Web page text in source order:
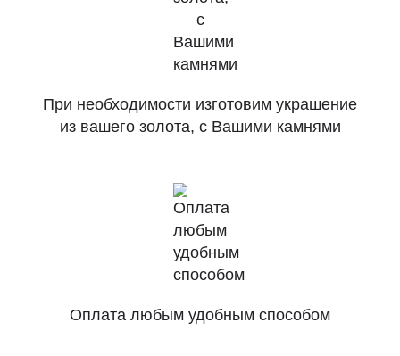
При необходимости изготовим украшение
из вашего золота, с Вашими камнями
Оплата любым удобным способом